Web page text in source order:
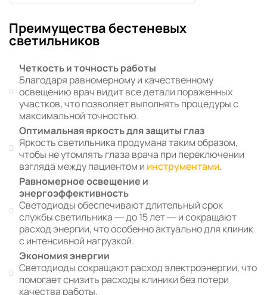
Преимущества бестеневых
светильников
Четкость и точность работы
Благодаря равномерному и качественному
освещению врач видит все детали пораженных
участков, что позволяет выполнять процедуры с
максимальной точностью.
Оптимальная яркость для защиты глаз
Яркость светильника продумана таким образом,
чтобы не утомлять глаза врача при переключении
взгляда между пациентом и инструментами.
Равномерное освещение и
энергоэффективность
Светодиоды обеспечивают длительный срок
службы светильника — до 15 лет — и сокращают
расход энергии, что особенно актуально для клиник
с интенсивной нагрузкой.
Экономия энергии
Светодиоды сокращают расход электроэнергии, что
помогает снизить расходы клиники без потери
качества работы.